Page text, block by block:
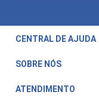
CENTRAL DE AJUDA
Central de Atendimento
Trocas e Devoluções
SOBRE NÓS
ATENDIMENTO